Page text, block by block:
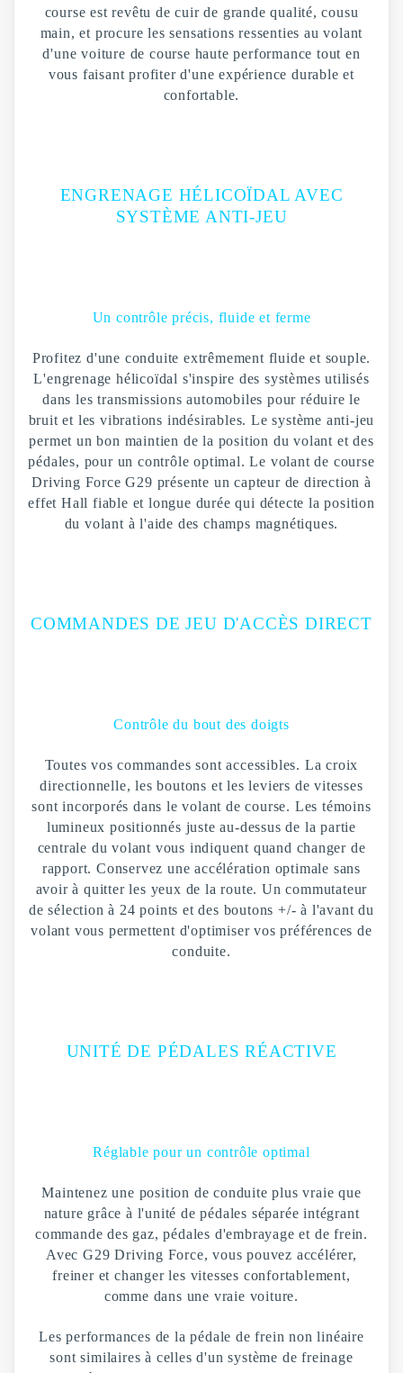
course est revêtu de cuir de grande qualité, cousu
main, et procure les sensations ressenties au volant
d'une voiture de course haute performance tout en
vous faisant profiter d'une expérience durable et
confortable.
ENGRENAGE HÉLICOÏDAL AVEC
SYSTÈME ANTI-JEU
Un contrôle précis, fluide et ferme
Profitez d'une conduite extrêmement fluide et souple.
L'engrenage hélicoïdal s'inspire des systèmes utilisés
dans les transmissions automobiles pour réduire le
bruit et les vibrations indésirables. Le système anti-jeu
permet un bon maintien de la position du volant et des
pédales, pour un contrôle optimal. Le volant de course
Driving Force G29 présente un capteur de direction à
effet Hall fiable et longue durée qui détecte la position
du volant à l'aide des champs magnétiques.
COMMANDES DE JEU D'ACCÈS DIRECT
Contrôle du bout des doigts
Toutes vos commandes sont accessibles. La croix
directionnelle, les boutons et les leviers de vitesses
sont incorporés dans le volant de course. Les témoins
lumineux positionnés juste au-dessus de la partie
centrale du volant vous indiquent quand changer de
rapport. Conservez une accélération optimale sans
avoir à quitter les yeux de la route. Un commutateur
de sélection à 24 points et des boutons +/- à l'avant du
volant vous permettent d'optimiser vos préférences de
conduite.
UNITÉ DE PÉDALES RÉACTIVE
Réglable pour un contrôle optimal
Maintenez une position de conduite plus vraie que
nature grâce à l'unité de pédales séparée intégrant
commande des gaz, pédales d'embrayage et de frein.
Avec G29 Driving Force, vous pouvez accélérer,
freiner et changer les vitesses confortablement,
comme dans une vraie voiture.
Les performances de la pédale de frein non linéaire
sont similaires à celles d'un système de freinage